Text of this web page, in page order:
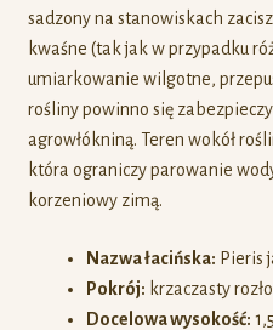
sadzony na stanowiskach
kwaśne (tak jak w przypadku
umiarkowanie wilgotne,
rośliny powinno się
agrowłókniną. Teren wokół
która ograniczy parowanie
korzeniowy zimą.
Nazwa łacińska: Pieris
Pokrój: krzaczasty
Docelowa wysokość: